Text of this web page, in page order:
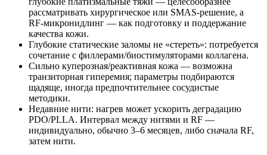
рассматривать хирургическое или SMAS‑решение, а
RF‑микронидлинг — как подготовку и поддержание
качества кожи.
Глубокие статические заломы не «стереть»: потребуется
сочетание с филлерами/биостимуляторами коллагена.
Сильно куперозная/реактивная кожа — возможна
транзиторная гиперемия; параметры подбираются
щадяще, иногда предпочтительнее сосудистые
методики.
Недавние нити: нагрев может ускорить деградацию
PDO/PLLА. Интервал между нитями и RF —
индивидуально, обычно 3–6 месяцев, либо сначала RF,
затем нити.